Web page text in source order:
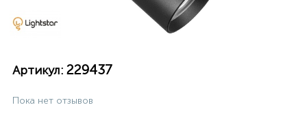
Артикул: 229437
Пока нет отзывов